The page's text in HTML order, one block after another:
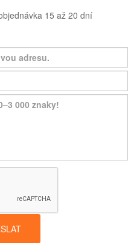
15 až 20 dní